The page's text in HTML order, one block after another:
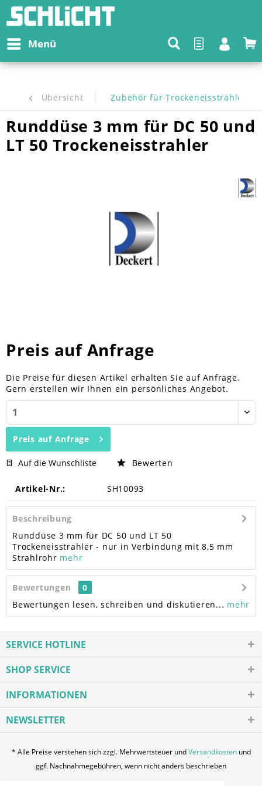
Menü
Übersicht Zubehör für Trockeneisstrahler
Runddüse 3 mm für DC 50 und
LT 50 Trockeneisstrahler
Preis auf Anfrage
Die Preise für diesen Artikel erhalten Sie auf Anfrage.
Gern erstellen wir Ihnen ein persönliches Angebot.
Preis auf Anfrage
Auf die Wunschliste Bewerten
Artikel-Nr.: SH10093
Beschreibung
Runddüse 3 mm für DC 50 und LT 50
Trockeneisstrahler - nur in Verbindung mit 8,5 mm
Strahlrohr mehr
Bewertungen
0
Bewertungen lesen, schreiben und diskutieren... mehr
SERVICE HOTLINE
SHOP SERVICE
INFORMATIONEN
NEWSLETTER
* Alle Preise verstehen sich zzgl. Mehrwertsteuer undVersandkostenund
ggf. Nachnahmegebühren, wenn nicht anders beschrieben